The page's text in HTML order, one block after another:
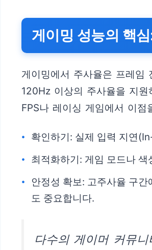
게이밍 성능의 핵
게이밍에서 주사율은 프레임
120Hz 이상의 주사율을 지
FPS나 레이싱 게임에서 이
확인하기: 실제 입력 지연
최적화하기: 게임 모드나
안정성 확보: 고주사율 구
도 중요합니다.
다수의 게이머 커뮤